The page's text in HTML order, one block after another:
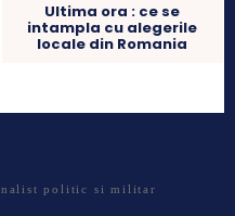
Ultima ora : ce se
intampla cu alegerile
locale din Romania
politic si militar